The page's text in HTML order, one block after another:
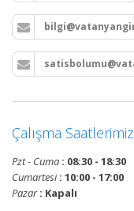
Çalışma Saatlerimiz
Pzt - Cuma : 08:30 - 18:30
Cumartesi: 10:00 - 17:00
Pazar: Kapalı